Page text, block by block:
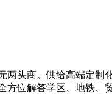
头商。供给高端定制
位解答学区、地铁、